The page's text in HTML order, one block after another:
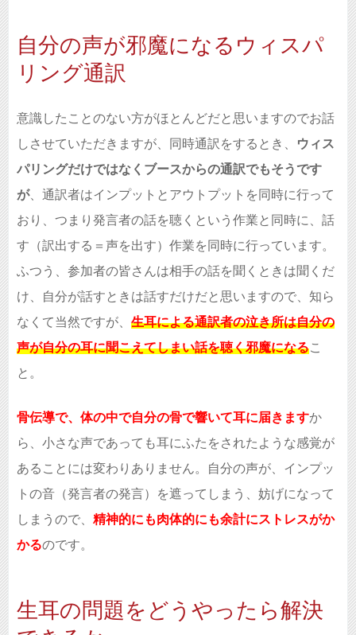
自分の声が邪魔になるウィスパ
リング通訳
意識したことのない方がほとんどだと思いますのでお話
しさせていただきますが、同時通訳をするとき、
ウィス
パリングだけではなくブースからの通訳でもそうです
が、通訳者はインプットとアウトプットを同時に行って
おり、つまり発言者の話を聴くという作業と同時に、話
す（訳出する＝声を出す）作業を同時に行っています。
ふつう、参加者の皆さんは相手の話を聞くときは聞くだ
け、自分が話すときは話すだけだと思いますので、知ら
なくて当然ですが、 生耳による通訳者の泣き所は自分の
声が自分の耳に聞こえてしまい話を聴く邪魔になるこ
と。
骨伝導で、体の中で自分の骨で響いて耳に届きますか
ら、小さな声であっても耳にふたをされたような感覚が
あることには変わりありません。自分の声が、インプッ
トの音（発言者の発言）を遮ってしまう、妨げになって
しまうので、 精神的にも肉体的にも余計にストレスがか
かるのです。
生耳の問題をどうやったら解決